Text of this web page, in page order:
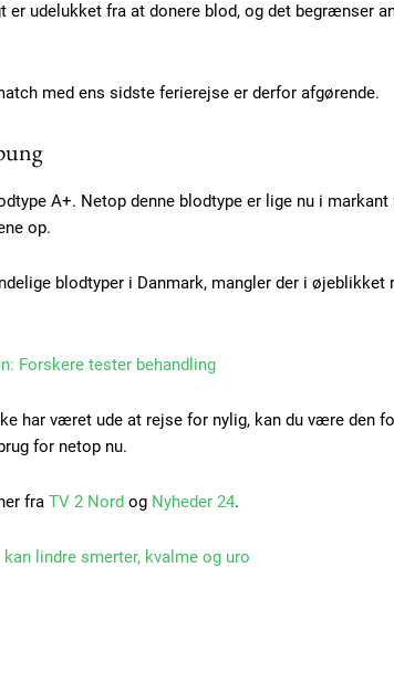
er udelukket fra at donere blod, og det begrænser
med ens sidste ferierejse er derfor afgørende.
A+. Netop denne blodtype er lige nu i markant
op.
blodtyper i Danmark, mangler der i øjeblikket
Forskere tester behandling
har været ude at rejse for nylig, kan du være den
for netop nu.
fra TV 2 Nord og Nyheder 24.
lindre smerter, kvalme og uro